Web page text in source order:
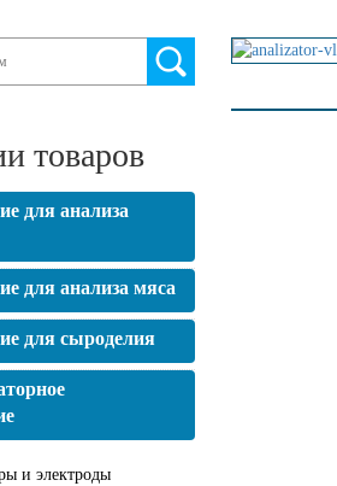
товаров
для анализа
для анализа мяса
для сыроделия
и электроды